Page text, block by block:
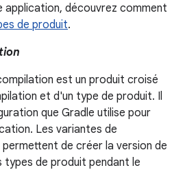
application, découvrez comment
de produit.
est un produit croisé
et d'un type de produit. Il
que Gradle utilise pour
Les variantes de
de créer la version de
types de produit pendant le